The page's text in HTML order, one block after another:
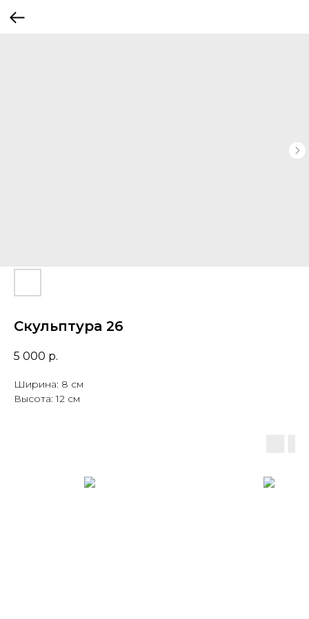
Скульптура 26
5 000 р.
Ширина: 8 см
Высота: 12 см